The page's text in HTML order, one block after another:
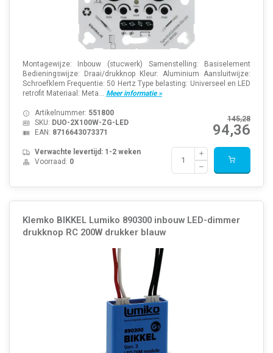
Montagewijze: Inbouw (stucwerk) Samenstelling: Basiselement
Bedieningswijze: Draai/drukknop Kleur: Aluminium Aansluitwijze:
Schroefklem Frequentie: 50 Hertz Type belasting: Universeel en LED
retrofit Materiaal: Meta... Meer informatie »
145,28
94,36
Artikelnummer: 551800
SKU: DUO-2X100W-ZG-LED
EAN: 8716643073371
Verwachte levertijd: 1-2 weken
Voorraad: 0
Klemko BIKKEL Lumiko 890300 inbouw LED-dimmer
drukknop RC 200W drukker blauw